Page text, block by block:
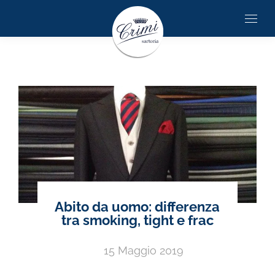
Abito da uomo: differenza
tra smoking, tight e frac
15 Maggio 2019